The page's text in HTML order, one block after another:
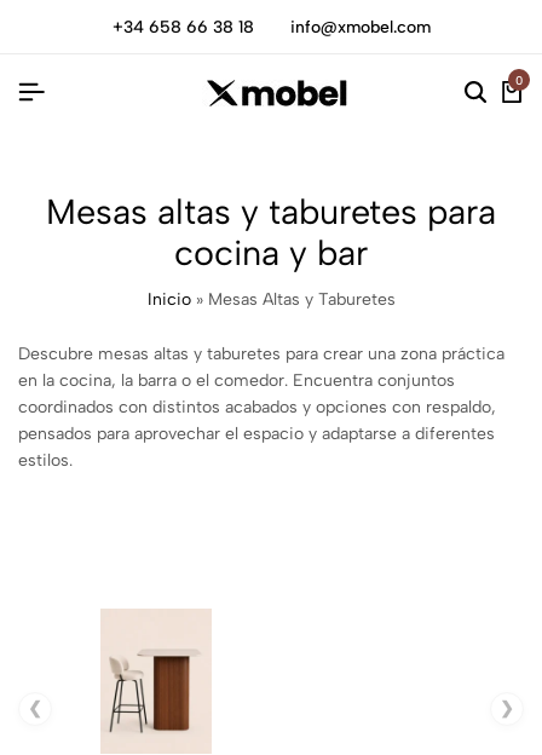
+34 658 66 38 18 info@xmobel.com
0
Mesas altas y taburetes para
cocina y bar
Inicio» Mesas Altas y Taburetes
Descubre mesas altas y taburetes para crear una zona práctica
en la cocina, la barra o el comedor. Encuentra conjuntos
coordinados con distintos acabados y opciones con respaldo,
pensados para aprovechar el espacio y adaptarse a diferentes
estilos.
❮ ❯